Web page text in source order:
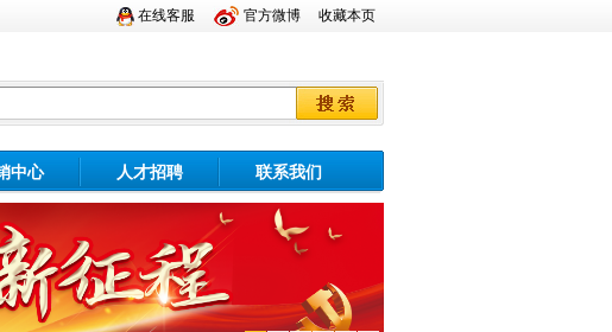
收藏本页
官方微博
在线客服
中心 人才招聘 联系我们